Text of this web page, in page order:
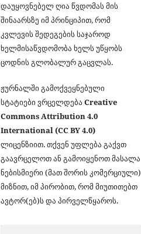
დაუყოვნებელ ღია წვდომას მის
შინაარსზე იმ პრინციპით, რომ
კვლევის შედეგების საჯაროდ
ხელმისაწვდომობა ხელს უწყობს
ცოდნის გლობალურ გაცვლას.
ჟურნალში გამოქვეყნებული
სტატიები ვრცელდება Creative
Commons Attribution 4.0
International (CC BY 4.0)
ლიცენზიით. თქვენ უფლება გაქვთ
გაავრცელოთ ან გამოიყენოთ მასალა
ნებისმიერი (მათ შორის კომერციული)
მიზნით, იმ პირობით, რომ მიუთითებთ
ავტორ(ებ)ს და პირველწყაროს.